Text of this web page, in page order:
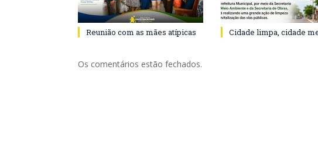
Reunião com as mães atípicas Cidade limpa, cidade
Os comentários estão fechados.